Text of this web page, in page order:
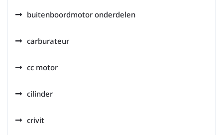
buitenboordmotor onderdelen
carburateur
cc motor
cilinder
crivit